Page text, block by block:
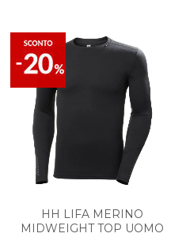
HH LIFA MERINO
MIDWEIGHT TOP UOMO